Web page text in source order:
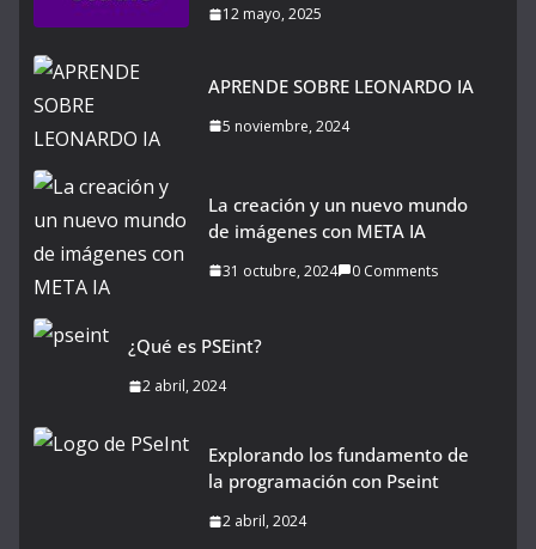
12 mayo, 2025
APRENDE SOBRE LEONARDO IA
5 noviembre, 2024
La creación y un nuevo mundo
de imágenes con META IA
31 octubre, 2024 0 Comments
¿Qué es PSEint?
2 abril, 2024
Explorando los fundamento de
la programación con Pseint
2 abril, 2024